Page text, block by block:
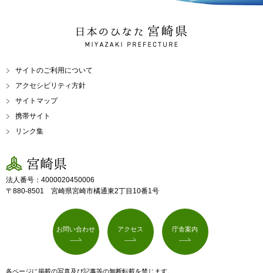
日本のひなた 宮崎県
MIYAZAKI PREFECTURE
サイトのご利用について
アクセシビリティ方針
サイトマップ
携帯サイト
リンク集
宮崎県
法人番号：4000020450006
〒880-8501 宮崎県宮崎市橘通東2丁目10番1号
お問い合わせ アクセス 庁舎案内
各ページに掲載の写真及び記事等の無断転載を禁じます。